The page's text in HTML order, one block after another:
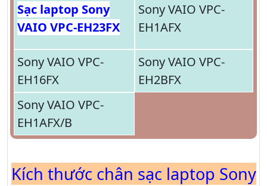
Sạc laptop Sony
VAIO VPC-EH23FX
Sony VAIO VPC-
EH1AFX
Sony VAIO VPC-
EH16FX
Sony VAIO VPC-
EH2BFX
Sony VAIO VPC-
EH1AFX/B
Kích thước chân sạc laptop Sony